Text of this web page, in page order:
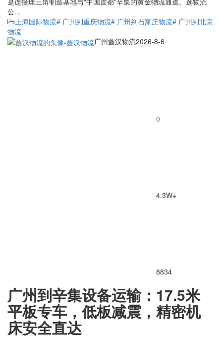
公...
上海国际物流# 广州到重庆物流# 广州到石家庄物流# 广州到北京
物流
广州鑫汉物流2026-8-6
0
4.3W+
8834
广州到辛集设备运输：17.5米
平板专车，低板减震，精密机
床安全直达